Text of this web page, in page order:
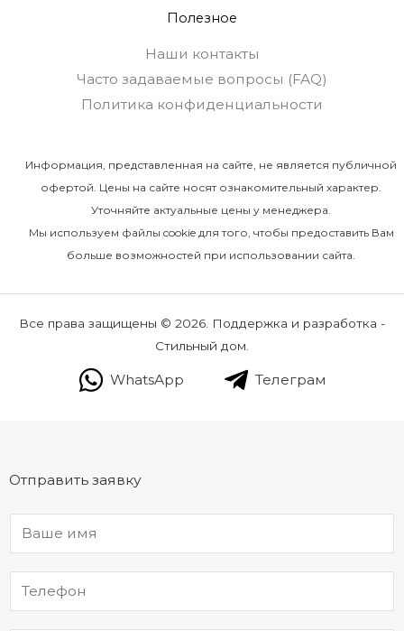
Полезное
Наши контакты
Часто задаваемые вопросы (FAQ)
Политика конфиденциальности
Информация, представленная на сайте, не является публичной
офертой. Цены на сайте носят ознакомительный характер.
Уточняйте актуальные цены у менеджера.
Мы используем файлы cookie для того, чтобы предоставить Вам
больше возможностей при использовании сайта.
Все права защищены © 2026. Поддержка и разработка -
Стильный дом.
WhatsApp Телеграм
Отправить заявку